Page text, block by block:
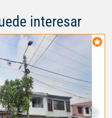
interesar